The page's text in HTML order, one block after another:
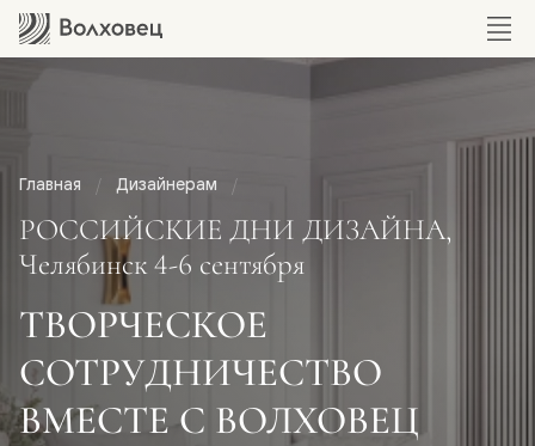
Главная Дизайнерам
РОССИЙСКИЕ ДНИ ДИЗАЙНА,
Челябинск 4-6 сентября
ТВОРЧЕСКОЕ
СОТРУДНИЧЕСТВО
ВМЕСТЕ С ВОЛХОВЕЦ